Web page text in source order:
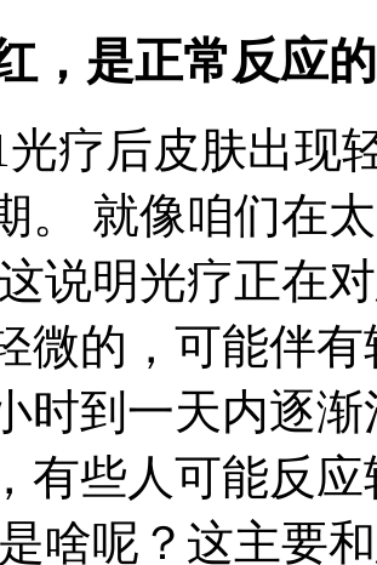
，是正常反应
光疗后皮肤出现
。 就像咱们在
说明光疗正在
微的，可能伴
时到一天内逐
有些人可能反
啥呢？这主要